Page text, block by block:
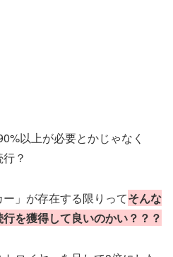
以上が必要とかじゃなく
？
」が存在する限りってそんな
を獲得して良いのかい？？？